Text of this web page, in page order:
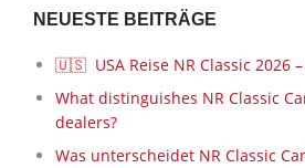
NEUESTE BEITRÄGE
🇺🇸 USA Reise NR Classic 2026 –
What distinguishes NR Classic
dealers?
Was unterscheidet NR Classic